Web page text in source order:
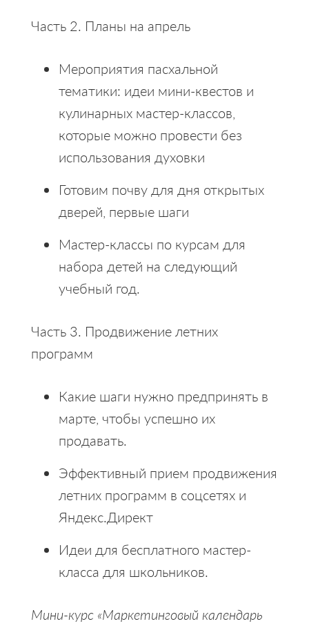
Часть 2. Планы на апрель
Мероприятия пасхальной
тематики: идеи мини-квестов и
кулинарных мастер-классов,
которые можно провести без
использования духовки
Готовим почву для дня открытых
дверей, первые шаги
Мастер-классы по курсам для
набора детей на следующий
учебный год.
Часть 3. Продвижение летних
программ
Какие шаги нужно предпринять в
марте, чтобы успешно их
продавать.
Эффективный прием продвижения
летних программ в соцсетях и
Яндекс.Директ
Идеи для бесплатного мастер-
класса для школьников.
Мини-курс «Маркетинговый календарь